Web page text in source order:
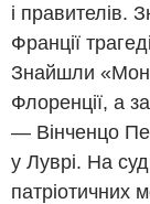
і правителів.
Франції
Знайшли
Флоренції, а
— Вінченцо
у Луврі. На
патріотичних